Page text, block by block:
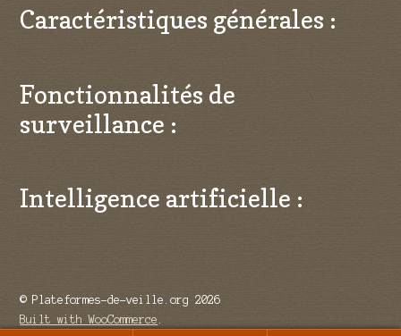
Caractéristiques générales :
Fonctionnalités de
surveillance :
Intelligence artificielle :
© Plateformes-de-veille.org 2026
Built with WooCommerce